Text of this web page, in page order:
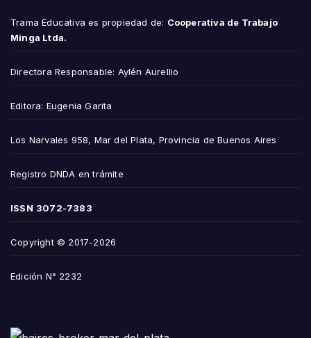
Trama Educativa es propiedad de: Cooperativa de Trabajo
Minga Ltda.
Directora Responsable: Aylén Aurellio
Editora: Eugenia Garita
Los Narvales 958, Mar del Plata, Provincia de Buenos Aires
Registro DNDA en trámite
ISSN 3072-7383
Copyright © 2017-2026
Edición N° 2232